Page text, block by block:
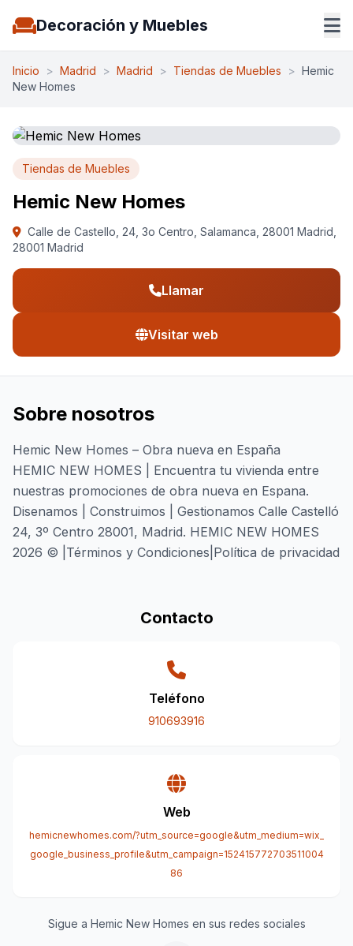
Decoración y Muebles
Inicio > Madrid > Madrid > Tiendas de Muebles > Hemic
New Homes
Tiendas de Muebles
Hemic New Homes
Calle de Castello, 24, 3o Centro, Salamanca, 28001 Madrid,
28001 Madrid
Llamar
Visitar web
Sobre nosotros
Hemic New Homes – Obra nueva en España
HEMIC NEW HOMES | Encuentra tu vivienda entre
nuestras promociones de obra nueva en Espana.
Disenamos | Construimos | Gestionamos Calle Castelló
24, 3º Centro 28001, Madrid. HEMIC NEW HOMES
2026 © |Términos y Condiciones|Política de privacidad
Contacto
Teléfono
910693916
Web
hemicnewhomes.com/?utm_source=google&utm_medium=wix_
google_business_profile&utm_campaign=152415772703511004
86
Sigue a Hemic New Homes en sus redes sociales